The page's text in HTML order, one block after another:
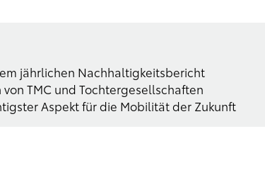
jährlichen Nachhaltigkeitsbericht
TMC und Tochtergesellschaften
Aspekt für die Mobilität der Zukunft